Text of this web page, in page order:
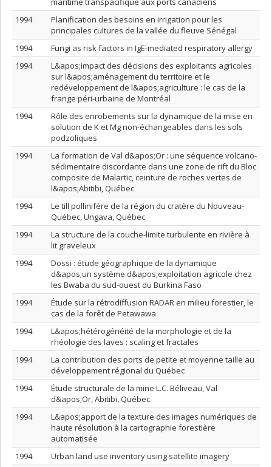
1994
Planification des besoins en irrigation pour les
principales cultures de la vallée du fleuve Sénégal
1994
Fungi as risk factors in IgE-mediated respiratory allergy
1994
L&apos;impact des décisions des exploitants agricoles
sur l&apos;aménagement du territoire et le
redéveloppement de l&apos;agriculture : le cas de la
frange péri-urbaine de Montréal
1994
Rôle des enrobements sur la dynamique de la mise en
solution de K et Mg non-échangeables dans les sols
podzoliques
1994
La formation de Val d&apos;Or : une séquence volcano-
sédimentaire discordante dans une zone de rift du Bloc
composite de Malartic, ceinture de roches vertes de
l&apos;Abitibi, Québec
1994
Le till pollinifère de la région du cratère du Nouveau-
Québec, Ungava, Québec
1994
La structure de la couche-limite turbulente en rivière à
lit graveleux
1994
Dossi : étude géographique de la dynamique
d&apos;un système d&apos;exploitation agricole chez
les Bwaba du sud-ouest du Burkina Faso
1994
Étude sur la rétrodiffusion RADAR en milieu forestier, le
cas de la forêt de Petawawa
1994
L&apos;hétérogénéité de la morphologie et de la
rhéologie des laves : scaling et fractales
1994
La contribution des ports de petite et moyenne taille au
développement régional du Québec
1994
Étude structurale de la mine L.C. Béliveau, Val
d&apos;Or, Abitibi, Québec
1994
L&apos;apport de la texture des images numériques de
haute résolution à la cartographie forestière
automatisée
1994
Urban land use inventory using satellite imagery